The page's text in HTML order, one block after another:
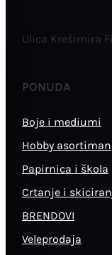
Ulica Krešimira
PONUDA
Boje i mediumi
Hobby asortiman
Papirnica i škola
Crtanje i
BRENDOVI
Veleprodaja